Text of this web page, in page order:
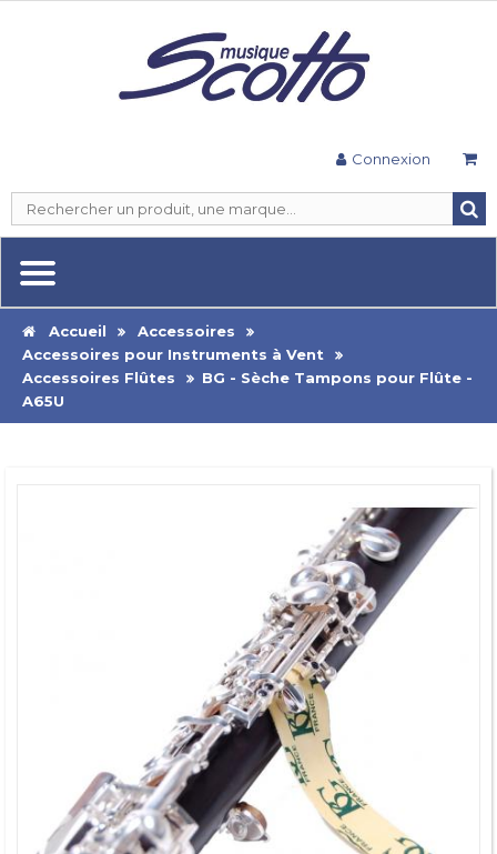
Connexion
Accueil
Accessoires
Accessoires pour Instruments à Vent
Accessoires Flûtes
BG - Sèche Tampons pour Flûte -
A65U